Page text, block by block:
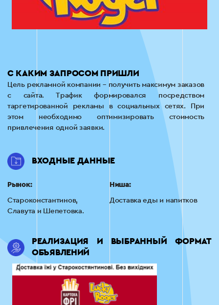
С КАКИМ ЗАПРОСОМ ПРИШЛИ
Цель рекламной компании – получить максимум заказов
с сайта. Трафик формировался посредством
таргетированной рекламы в социальных сетях. При
этом необходимо оптимизировать стоимость
привлечения одной заявки.
ВХОДНЫЕ ДАННЫЕ
Рынок:
Староконстантинов,
Славута и Шепетовка.
Ниша:
Доставка еды и напитков
РЕАЛИЗАЦИЯ И ВЫБРАННЫЙ ФОРМАТ
ОБЪЯВЛЕНИЙ